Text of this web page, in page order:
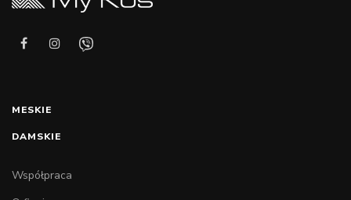
MESKIE
DAMSKIE
Współpraca